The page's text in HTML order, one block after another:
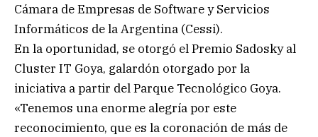
Cámara de Empresas de Software y Servicios
Informáticos de la Argentina (Cessi).
En la oportunidad, se otorgó el Premio Sadosky al
Cluster IT Goya, galardón otorgado por la
iniciativa a partir del Parque Tecnológico Goya.
«Tenemos una enorme alegría por este
reconocimiento, que es la coronación de más de